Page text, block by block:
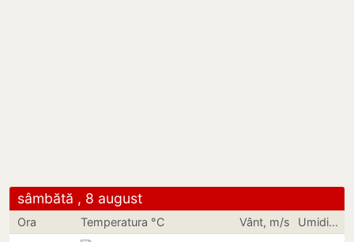
sâmbătă , 8 august
Ora Temperatura °C Vânt, m/s Umiditate